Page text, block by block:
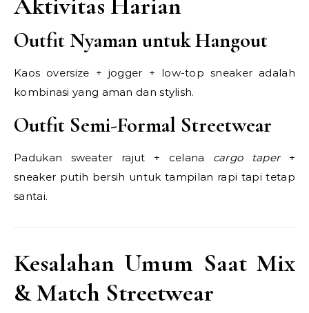
Outfit Nyaman untuk Hangout
Kaos oversize + jogger + low-top sneaker adalah
kombinasi yang aman dan stylish.
Outfit Semi-Formal Streetwear
Padukan sweater rajut + celana cargo taper+
sneaker putih bersih untuk tampilan rapi tapi tetap
santai.
Kesalahan Umum Saat Mix
& Match Streetwear